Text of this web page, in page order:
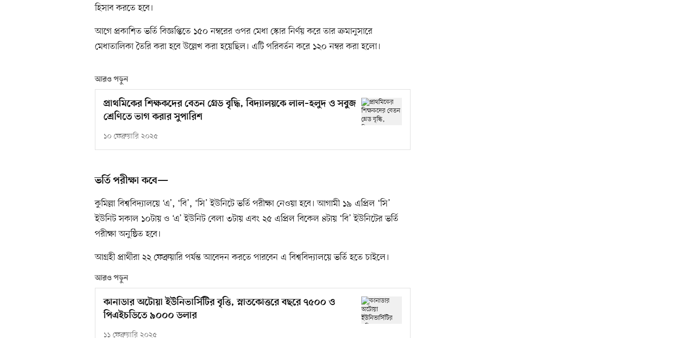
হিসাব করতে হবে।
আগে প্রকাশিত ভর্তি বিজ্ঞপ্তিতে ১৫০ নম্বরের ওপর মেধা স্কোর নির্ণয় করে তার ক্রমানুসারে
মেধাতালিকা তৈরি করা হবে উল্লেখ করা হয়েছিল। এটি পরিবর্তন করে ১২০ নম্বর করা হলো।
আরও পড়ুন
প্রাথমিকের শিক্ষকদের বেতন গ্রেড বৃদ্ধি, বিদ্যালয়কে লাল–হলুদ ও সবুজ
শ্রেণিতে ভাগ করার সুপারিশ
১০ ফেব্রুয়ারি ২০২৫
ভর্তি পরীক্ষা কবে—
কুমিল্লা বিশ্ববিদ্যালয়ে ‘এ’, ‘বি’, ‘সি’ ইউনিটে ভর্তি পরীক্ষা নেওয়া হবে। আগামী ১৯ এপ্রিল ‘সি’
ইউনিট সকাল ১০টায় ও ‘এ’ ইউনিট বেলা ৩টায় এবং ২৫ এপ্রিল বিকেল ৪টায় ‘বি’ ইউনিটের ভর্তি
পরীক্ষা অনুষ্ঠিত হবে।
আগ্রহী প্রার্থীরা ২২ ফেব্রুয়ারি পর্যন্ত আবেদন করতে পারবেন এ বিশ্ববিদ্যালয়ে ভর্তি হতে চাইলে।
আরও পড়ুন
কানাডার অটোয়া ইউনিভার্সিটির বৃত্তি, স্নাতকোত্তরে বছরে ৭৫০০ ও
পিএইচডিতে ৯০০০ ডলার
১১ ফেব্রুয়ারি ২০২৫